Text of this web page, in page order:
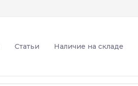
Статьи Наличие на складе